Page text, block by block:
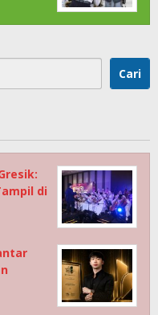
Cari
di